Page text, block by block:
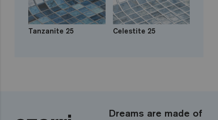
Tanzanite 25 Celestite 25
Dreams are made of